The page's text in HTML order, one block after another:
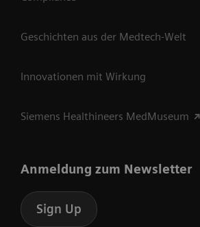
Geschichten aus der Medtech-Welt
Innovationen mit Wirkung
Siemens Healthineers MedMuseum
Anmeldung zum Newsletter
Sign Up